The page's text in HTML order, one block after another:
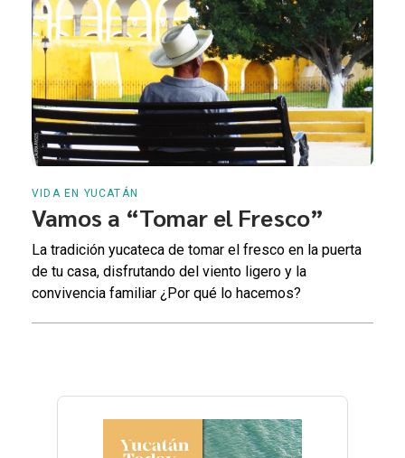
VIDA EN YUCATÁN
Vamos a “Tomar el Fresco”
La tradición yucateca de tomar el fresco en la puerta
de tu casa, disfrutando del viento ligero y la
convivencia familiar ¿Por qué lo hacemos?